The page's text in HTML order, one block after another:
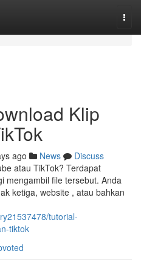
Klip
ago News
Discuss
atau TikTok? Terdapat
mengambil file tersebut. Anda
ketiga, website , atau bahkan
tutorial-
tiktok